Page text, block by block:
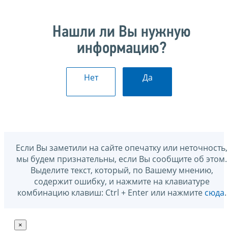
Нашли ли Вы нужную
информацию?
Нет Да
Если Вы заметили на сайте опечатку или неточность,
мы будем признательны, если Вы сообщите об этом.
Выделите текст, который, по Вашему мнению,
содержит ошибку, и нажмите на клавиатуре
комбинацию клавиш: Ctrl + Enter или нажмите сюда.
×